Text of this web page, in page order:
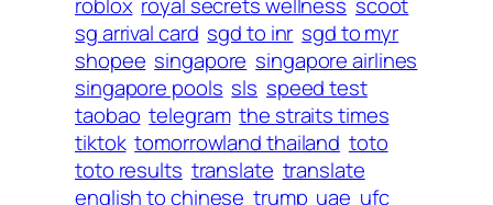
sg arrival card sgd to inr sgd to myr
shopee singapore singapore airlines
singapore pools sls speed test
taobao telegram the straits times
tiktok tomorrowland thailand toto
toto results translate translate
english to chinese trump uae ufc